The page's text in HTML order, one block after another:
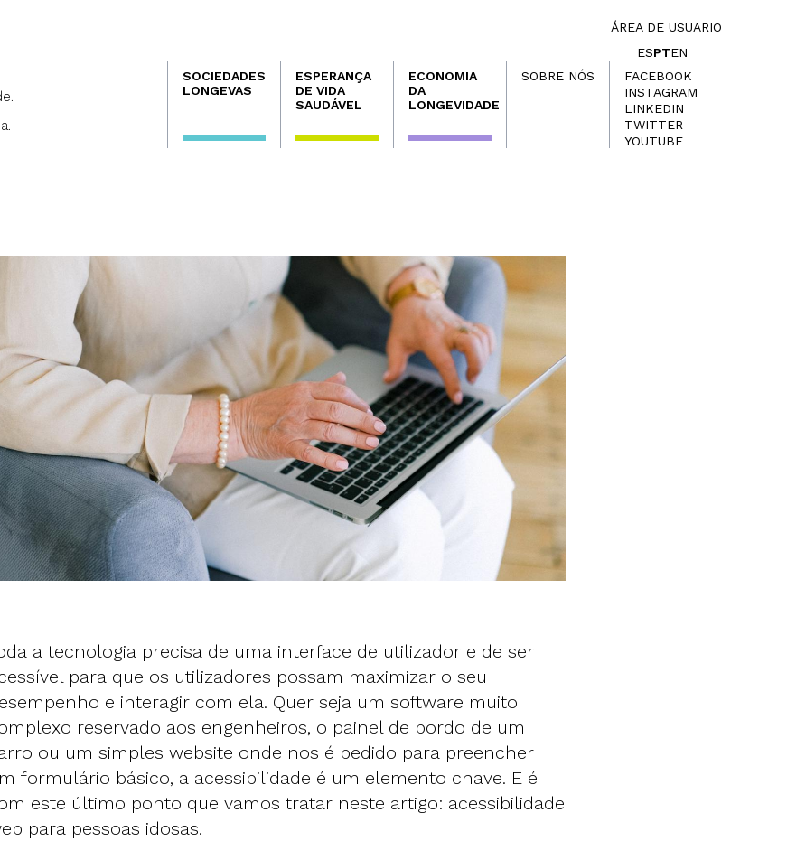
ÁREA DE USUARIO
ESPTEN
Navegación
principal
SOCIEDADES
LONGEVAS
ESPERANÇA
DE VIDA
SAUDÁVEL
ECONOMIA
DA
LONGEVIDADE
SOBRE NÓS
FACEBOOK
INSTAGRAM
LINKEDIN
TWITTER
YOUTUBE
a tecnologia precisa de uma interface de utilizador e de ser
para que os utilizadores possam maximizar o seu
e interagir com ela. Quer seja um software muito
reservado aos engenheiros, o painel de bordo de um
ou um simples website onde nos é pedido para preencher
formulário básico, a acessibilidade é um elemento chave. E é
este último ponto que vamos tratar neste artigo: acessibilidade
para pessoas idosas.